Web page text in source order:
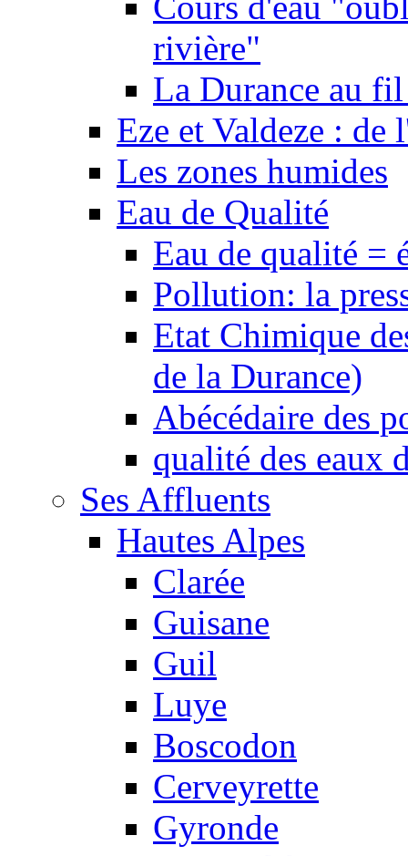
rivière"
La Durance au
Eze et Valdeze : de
Les zones humides
Eau de Qualité
Eau de qualité =
Pollution: la
Etat Chimique
de la Durance)
Abécédaire des
qualité des eaux
Ses Affluents
Hautes Alpes
Clarée
Guisane
Guil
Luye
Boscodon
Cerveyrette
Gyronde